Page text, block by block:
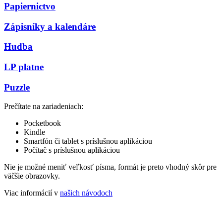
Papiernictvo
Zápisníky a kalendáre
Hudba
LP platne
Puzzle
Prečítate na zariadeniach:
Pocketbook
Kindle
Smartfón či tablet s príslušnou aplikáciou
Počítač s príslušnou aplikáciou
Nie je možné meniť veľkosť písma, formát je preto vhodný skôr pre
väčšie obrazovky.
Viac informácií v našich návodoch